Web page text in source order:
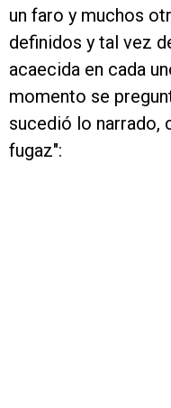
un faro y muchos
definidos y tal vez
acaecida en cada
momento se
sucedió lo narrado,
fugaz":